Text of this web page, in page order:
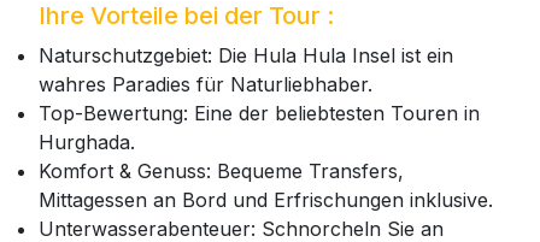
Ihre Vorteile bei der Tour :
Naturschutzgebiet: Die Hula Hula Insel ist ein
wahres Paradies für Naturliebhaber.
Top-Bewertung: Eine der beliebtesten Touren in
Hurghada.
Komfort & Genuss: Bequeme Transfers,
Mittagessen an Bord und Erfrischungen inklusive.
Unterwasserabenteuer: Schnorcheln Sie an